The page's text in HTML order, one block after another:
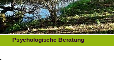
Psychologische Beratung